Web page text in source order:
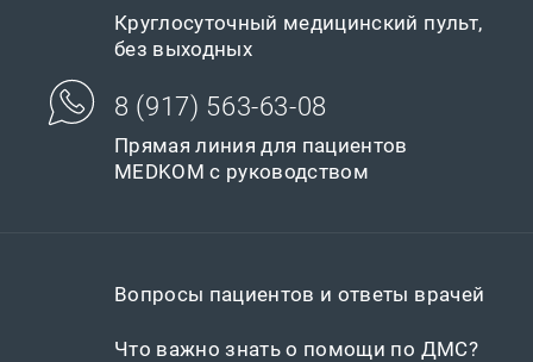
Круглосуточный медицинский пульт,
без выходных
8 (917) 563-63-08
Прямая линия для пациентов
MEDKOM с руководством
Вопросы пациентов и ответы врачей
Что важно знать о помощи по ДМС?